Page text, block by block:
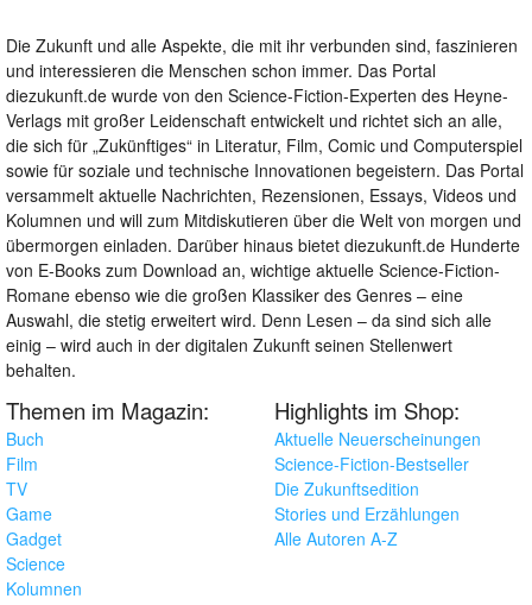
Die Zukunft und alle Aspekte, die mit ihr verbunden sind, faszinieren
und interessieren die Menschen schon immer. Das Portal
diezukunft.de wurde von den Science-Fiction-Experten des Heyne-
Verlags mit großer Leidenschaft entwickelt und richtet sich an alle,
die sich für „Zukünftiges“ in Literatur, Film, Comic und Computerspiel
sowie für soziale und technische Innovationen begeistern. Das Portal
versammelt aktuelle Nachrichten, Rezensionen, Essays, Videos und
Kolumnen und will zum Mitdiskutieren über die Welt von morgen und
übermorgen einladen. Darüber hinaus bietet diezukunft.de Hunderte
von E-Books zum Download an, wichtige aktuelle Science-Fiction-
Romane ebenso wie die großen Klassiker des Genres – eine
Auswahl, die stetig erweitert wird. Denn Lesen – da sind sich alle
einig – wird auch in der digitalen Zukunft seinen Stellenwert
behalten.
Themen im Magazin:
Buch
Film
TV
Game
Gadget
Science
Kolumnen
Highlights im Shop:
Aktuelle Neuerscheinungen
Science-Fiction-Bestseller
Die Zukunftsedition
Stories und Erzählungen
Alle Autoren A-Z